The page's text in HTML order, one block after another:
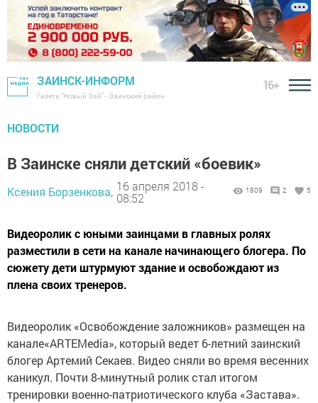
ЗАИНСК-ИНФОРМ
Газета "Новый Зай" - Заинский район
16+
НОВОСТИ
В Заинске сняли детский «боевик»
Ксения Борзенкова, 16 апреля 2018 -
08:52
1809 2 5
Видеоролик с юными заинцами в главных ролях
разместили в сети на канале начинающего блогера. По
сюжету дети штурмуют здание и освобождают из
плена своих тренеров.
Видеоролик «Освобождение заложников» размещен на
канале«ARTEMedia», который ведет 6-летний заинский
блогер Артемий Секаев. Видео сняли во время весенних
каникул. Почти 8-минутный ролик стал итогом
тренировки военно-патриотического клуба «Застава».